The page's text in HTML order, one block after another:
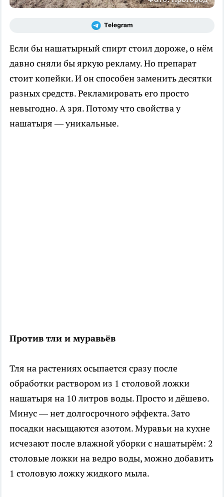
Если бы нашатырный спирт стоил дороже, о нём
давно сняли бы яркую рекламу. Но препарат
стоит копейки. И он способен заменить десятки
разных средств. Рекламировать его просто
невыгодно. А зря. Потому что свойства у
нашатыря — уникальные.
Против тли и муравьёв
Тля на растениях осыпается сразу после
обработки раствором из 1 столовой ложки
нашатыря на 10 литров воды. Просто и дёшево.
Минус — нет долгосрочного эффекта. Зато
посадки насыщаются азотом. Муравьи на кухне
исчезают после влажной уборки с нашатырём: 2
столовые ложки на ведро воды, можно добавить
1 столовую ложку жидкого мыла.